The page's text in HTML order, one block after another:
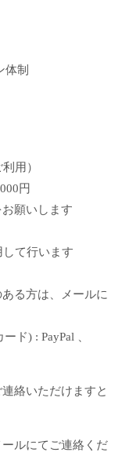
体制
用）
円
願いします
て行います
る方は、メールに
ド) : PayPal 、
絡いただけますと
ルにてご連絡くだ